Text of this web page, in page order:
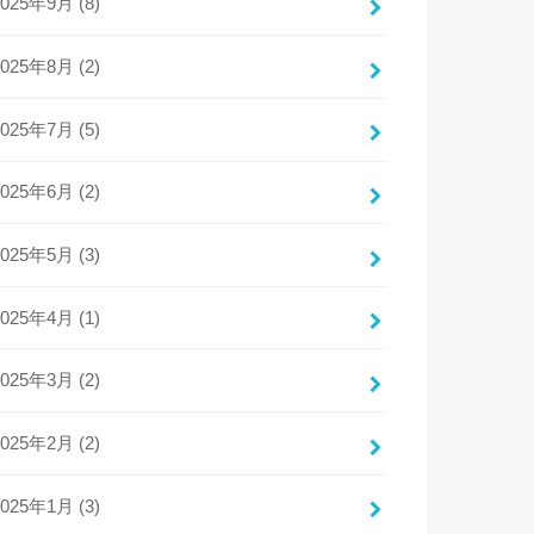
年9月 (8)
年8月 (2)
年7月 (5)
年6月 (2)
年5月 (3)
年4月 (1)
年3月 (2)
年2月 (2)
年1月 (3)